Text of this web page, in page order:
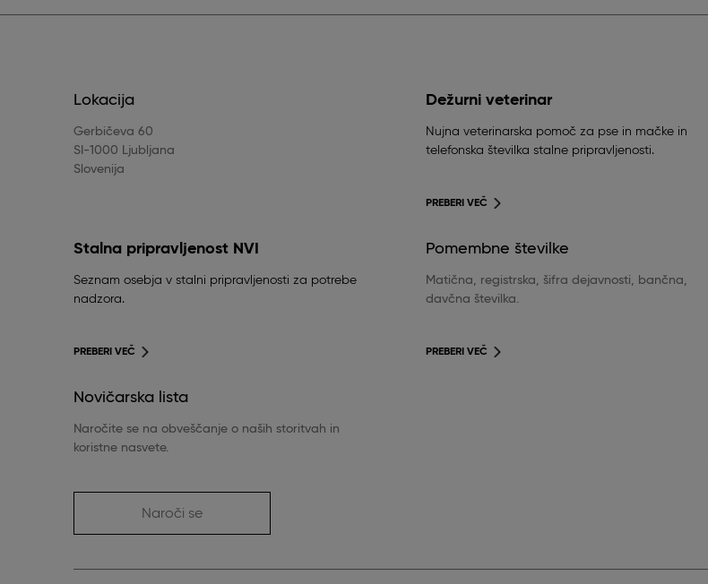
Lokacija
Gerbičeva 60
SI-1000 Ljubljana
Slovenija
Dežurni veterinar
Nujna veterinarska pomoč za pse in mačke in
telefonska številka stalne pripravljenosti.
PREBERI VEČ
Stalna pripravljenost NVI
Seznam osebja v stalni pripravljenosti za potrebe
nadzora.
PREBERI VEČ
Pomembne številke
Matična, registrska, šifra dejavnosti, bančna,
davčna številka.
PREBERI VEČ
Novičarska lista
Naročite se na obveščanje o naših storitvah in
koristne nasvete.
Naroči se